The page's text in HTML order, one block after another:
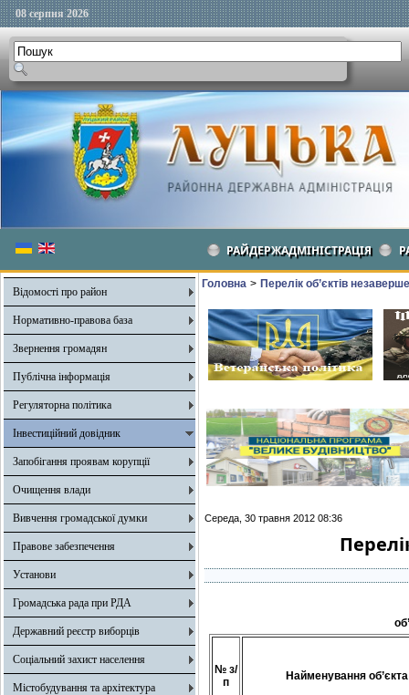
08 серпня 2026
РАЙДЕРЖАДМІНІСТРАЦІЯ
Відомості про район
Нормативно-правова база
Звернення громадян
Публічна інформація
Регуляторна політика
Інвестиційний довідник
Запобігання проявам корупції
Очищення влади
Вивчення громадської думки
Правове забезпечення
Установи
Громадська рада при РДА
Державний реєстр виборців
Соціальний захист населення
Містобудування та архітектура
Головна > Перелік об’єктів
Середа, 30 травня 2012 08:36
№ з/
п
Найменування